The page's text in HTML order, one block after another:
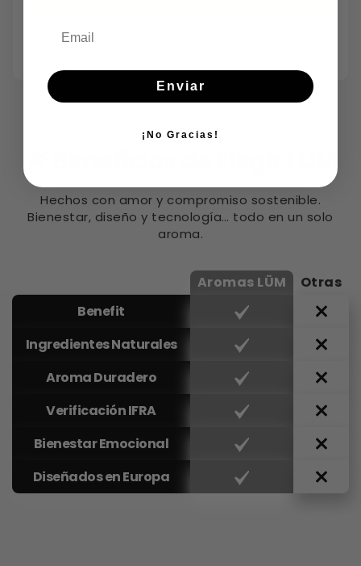
🌟 Beneficios de Elegir LÜM
Hechos con amor y compromiso sostenible.
Bienestar, diseño y tecnología… todo en un solo
aroma.
Aromas LÜM
Otras
Benefit
Ingredientes Naturales
Aroma Duradero
Verificación IFRA
Bienestar Emocional
Diseñados en Europa
Enviar
¡No Gracias!